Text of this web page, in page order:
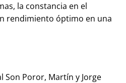
la constancia en el
rendimiento óptimo en una
Son Poror, Martín y Jorge